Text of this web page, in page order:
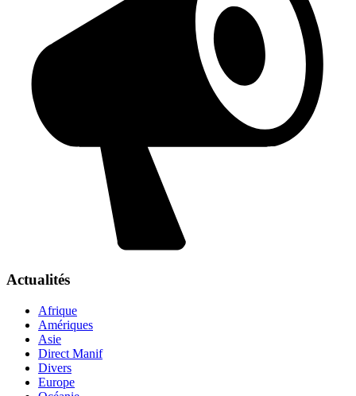
Actualités
Afrique
Amériques
Asie
Direct Manif
Divers
Europe